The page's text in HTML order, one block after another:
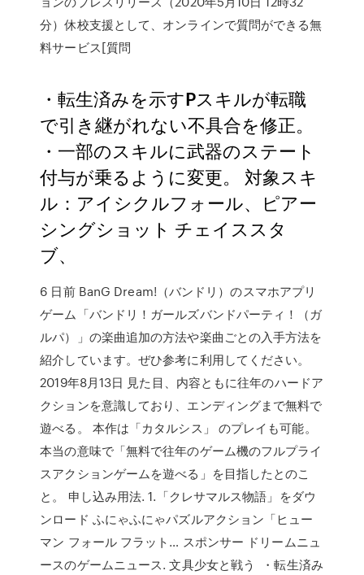
分）休校支援として、オンラインで質問ができる無
料サービス[質問
・転生済みを示すPスキルが転職
で引き継がれない不具合を修正。
・一部のスキルに武器のステート
付与が乗るように変更。 対象スキ
ル：アイシクルフォール、ピアー
シングショット チェイススタ
ブ、
6 日前 BanG Dream!（バンドリ）のスマホアプリ
ゲーム「バンドリ！ガールズバンドパーティ！（ガ
ルパ）」の楽曲追加の方法や楽曲ごとの入手方法を
紹介しています。ぜひ参考に利用してください。
2019年8月13日 見た目、内容ともに往年のハードア
クションを意識しており、エンディングまで無料で
遊べる。 本作は「カタルシス」 のプレイも可能。
本当の意味で「無料で往年のゲーム機のフルプライ
スアクションゲームを遊べる」を目指したとのこ
と。 申し込み用法. 1.「クレサマルス物語」をダウ
ンロード ふにゃふにゃパズルアクション「ヒュー
マン フォール フラット… スポンサー ドリームニュ
ースのゲームニュース. 文具少女と戦う ・転生済み